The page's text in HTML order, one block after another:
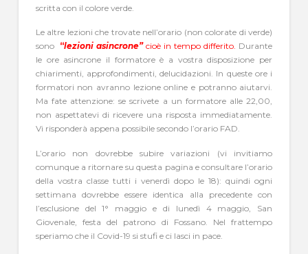
scritta con il colore verde.
Le altre lezioni che trovate nell’orario (non colorate di verde)
sono “lezioni asincrone” cioè in tempo differito. Durante
le ore asincrone il formatore è a vostra disposizione per
chiarimenti, approfondimenti, delucidazioni. In queste ore i
formatori non avranno lezione online e potranno aiutarvi.
Ma fate attenzione: se scrivete a un formatore alle 22,00,
non aspettatevi di ricevere una risposta immediatamente.
Vi risponderà appena possibile secondo l’orario FAD.
L’orario non dovrebbe subire variazioni (vi invitiamo
comunque a ritornare su questa pagina e consultare l’orario
della vostra classe tutti i venerdì dopo le 18): quindi ogni
settimana dovrebbe essere identica alla precedente con
l’esclusione del 1° maggio e di lunedì 4 maggio, San
Giovenale, festa del patrono di Fossano. Nel frattempo
speriamo che il Covid-19 si stufi e ci lasci in pace.